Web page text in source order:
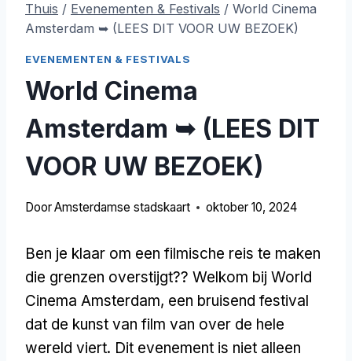
Thuis / Evenementen & Festivals / World Cinema
Amsterdam ➥ (LEES DIT VOOR UW BEZOEK)
EVENEMENTEN & FESTIVALS
World Cinema
Amsterdam ➥ (LEES DIT
VOOR UW BEZOEK)
DoorAmsterdamse stadskaart oktober 10, 2024
Ben je klaar om een filmische reis te maken
die grenzen overstijgt?? Welkom bij World
Cinema Amsterdam, een bruisend festival
dat de kunst van film van over de hele
wereld viert. Dit evenement is niet alleen